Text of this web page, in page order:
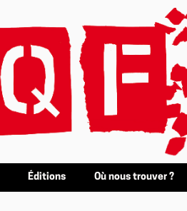
Éditions Où nous trouver ?